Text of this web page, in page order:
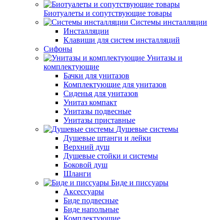
Биотуалеты и сопутствующие товары
Системы инсталляции
Инсталляции
Клавиши для систем инсталляций
Сифоны
Унитазы и
комплектующие
Бачки для унитазов
Комплектующие для унитазов
Сиденья для унитазов
Унитаз компакт
Унитазы подвесные
Унитазы приставные
Душевые системы
Душевые штанги и лейки
Верхний душ
Душевые стойки и системы
Боковой душ
Шланги
Биде и писсуары
Аксессуары
Биде подвесные
Биде напольные
Комплектующие